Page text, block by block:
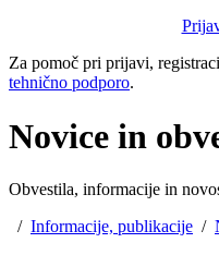
Za pomoč pri prijavi,
tehnično podporo.
Novice in
Obvestila, informacije in
/ Informacije, publikacije /